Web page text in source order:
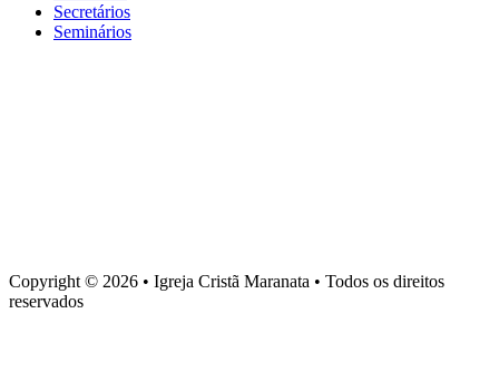
Secretários
Seminários
Copyright © 2026 • Igreja Cristã Maranata • Todos os direitos
reservados